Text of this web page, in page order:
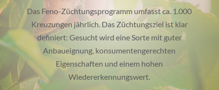
Das Feno-Züchtungsprogramm umfasst ca. 1.000
Kreuzungen jährlich. Das Züchtungsziel ist klar
definiert: Gesucht wird eine Sorte mit guter
Anbaueignung, konsumentengerechten
Eigenschaften und einem hohen
Wiedererkennungswert.